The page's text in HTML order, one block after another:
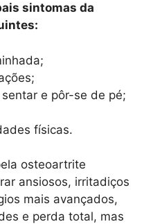
sintomas da
e pôr-se de pé;
físicas.
osteoartrite
ansiosos, irritadiços
mais avançados,
e perda total, mas